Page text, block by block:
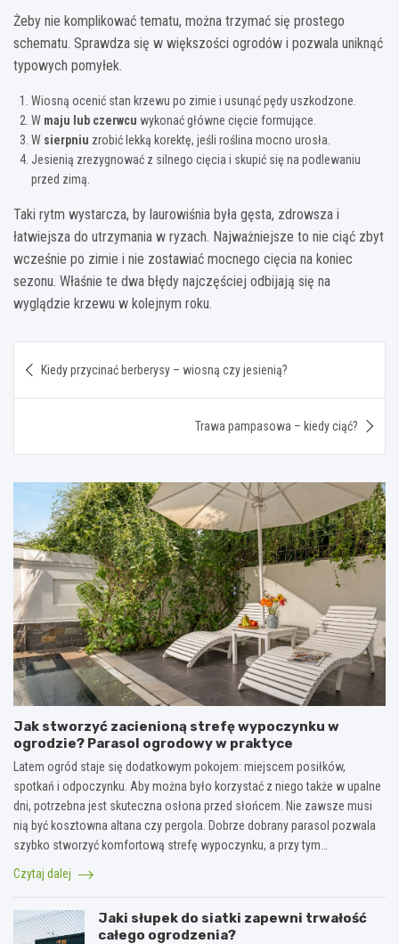
Żeby nie komplikować tematu, można trzymać się prostego
schematu. Sprawdza się w większości ogrodów i pozwala uniknąć
typowych pomyłek.
Wiosną ocenić stan krzewu po zimie i usunąć pędy uszkodzone.
W maju lub czerwcu wykonać główne cięcie formujące.
W sierpniu zrobić lekką korektę, jeśli roślina mocno urosła.
Jesienią zrezygnować z silnego cięcia i skupić się na podlewaniu
przed zimą.
Taki rytm wystarcza, by laurowiśnia była gęsta, zdrowsza i
łatwiejsza do utrzymania w ryzach. Najważniejsze to nie ciąć zbyt
wcześnie po zimie i nie zostawiać mocnego cięcia na koniec
sezonu. Właśnie te dwa błędy najczęściej odbijają się na
wyglądzie krzewu w kolejnym roku.
wpisu
Kiedy przycinać berberysy – wiosną czy jesienią?
Trawa pampasowa – kiedy ciąć?
Jak stworzyć zacienioną strefę wypoczynku w
ogrodzie? Parasol ogrodowy w praktyce
Latem ogród staje się dodatkowym pokojem: miejscem posiłków,
spotkań i odpoczynku. Aby można było korzystać z niego także w upalne
dni, potrzebna jest skuteczna osłona przed słońcem. Nie zawsze musi
nią być kosztowna altana czy pergola. Dobrze dobrany parasol pozwala
szybko stworzyć komfortową strefę wypoczynku, a przy tym…
Czytaj dalej
Jaki słupek do siatki zapewni trwałość
całego ogrodzenia?